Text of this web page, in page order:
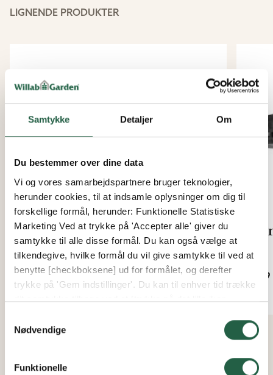
Samtykke Detaljer Om
Du bestemmer over dine data
Vi og vores samarbejdspartnere bruger teknologier,
herunder cookies, til at indsamle oplysninger om dig til
forskellige formål, herunder: Funktionelle Statistiske
Marketing Ved at trykke på 'Accepter alle' giver du
samtykke til alle disse formål. Du kan også vælge at
tilkendegive, hvilke formål du vil give samtykke til ved at
benytte [checkboksene] ud for formålet, og derefter
trykke på 'Gem indstillinger'. Du kan til enhver tid trække
dit samtykke tilbage ved at [trykke på det lille ikon
mere om vores brug af cookies og andre teknologier,
Nødvendige
Funktionelle
LIGNENDE PRODUKTER
16 mm Termotagplade (U-
værdi 2,0)
Fra
2.076 kr.
Fra